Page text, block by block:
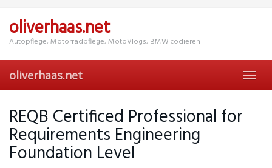
main
content
oliverhaas.net
Autopflege, Motorradpflege, MotoVlogs, BMW codieren
oliverhaas.net
REQB Certificed Professional for
Requirements Engineering
Foundation Level